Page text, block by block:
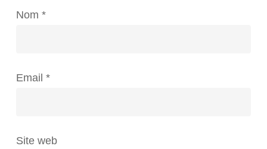
Nom *
Email *
Site web